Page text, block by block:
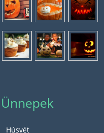
Ünnepek
Húsvét